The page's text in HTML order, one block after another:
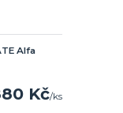
Alfa
Kč/ks